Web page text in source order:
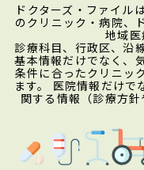
ドクターズ・ファイル
のクリニック・病院、
地域医
診療科目、行政区、沿
基本情報だけでなく、
条件に合ったクリニッ
ます。 医院情報だけで
関する情報（診療方針